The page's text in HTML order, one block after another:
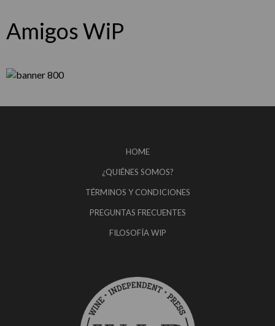
Amigos WiP
HOME
¿QUIÉNES SOMOS?
TÉRMINOS Y CONDICIONES
PREGUNTAS FRECUENTES
FILOSOFÍA WIP